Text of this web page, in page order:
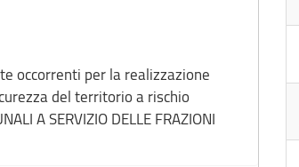
occorrenti per la realizzazione
del territorio a rischio
A SERVIZIO DELLE FRAZIONI